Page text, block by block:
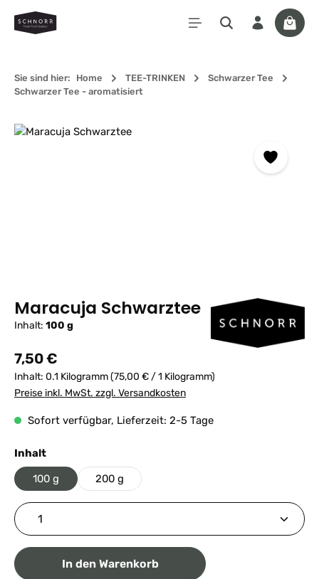
Zum Hauptinhalt springen
Sie sind hier: Home TEE-TRINKEN
Schwarzer Tee
Schwarzer Tee - aromatisiert
Bildergalerie überspringen
Maracuja Schwarztee
Inhalt: 100 g
Regulärer Preis:
7,50 €
Inhalt: 0.1 Kilogramm(75,00 € / 1 Kilogramm)
Preise inkl. MwSt. zzgl. Versandkosten
Sofort verfügbar, Lieferzeit: 2-5 Tage
Inhaltauswählen
100 g 200 g
Produkt Anzahl: Gib den gewünschten Wert ein
In den Warenkorb